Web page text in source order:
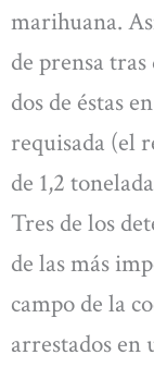
marihuana.
de prensa
dos de éstas
requisada (el
de 1,2
Tres de los
de las más
campo de la
arrestados en